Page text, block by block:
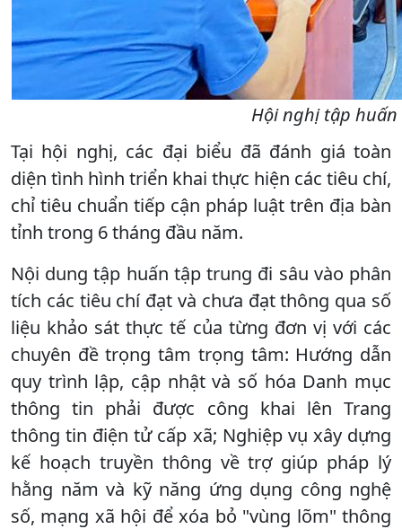
Hội nghị tập
Tại hội nghị, các đại biểu đã đánh giá toàn
diện tình hình triển khai thực hiện các tiêu chí,
chỉ tiêu chuẩn tiếp cận pháp luật trên địa bàn
tỉnh trong 6 tháng đầu năm.
Nội dung tập huấn tập trung đi sâu vào phân
tích các tiêu chí đạt và chưa đạt thông qua số
liệu khảo sát thực tế của từng đơn vị với các
chuyên đề trọng tâm trọng tâm: Hướng dẫn
quy trình lập, cập nhật và số hóa Danh mục
thông tin phải được công khai lên Trang
thông tin điện tử cấp xã; Nghiệp vụ xây dựng
kế hoạch truyền thông về trợ giúp pháp lý
hằng năm và kỹ năng ứng dụng công nghệ
số, mạng xã hội để xóa bỏ "vùng lõm" thông